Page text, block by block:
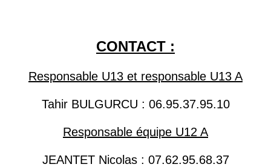
CONTACT :
Responsable U13 et responsable U13 A
Tahir BULGURCU : 06.95.37.95.10
Responsable équipe U12 A
JEANTET Nicolas : 07.62.95.68.37